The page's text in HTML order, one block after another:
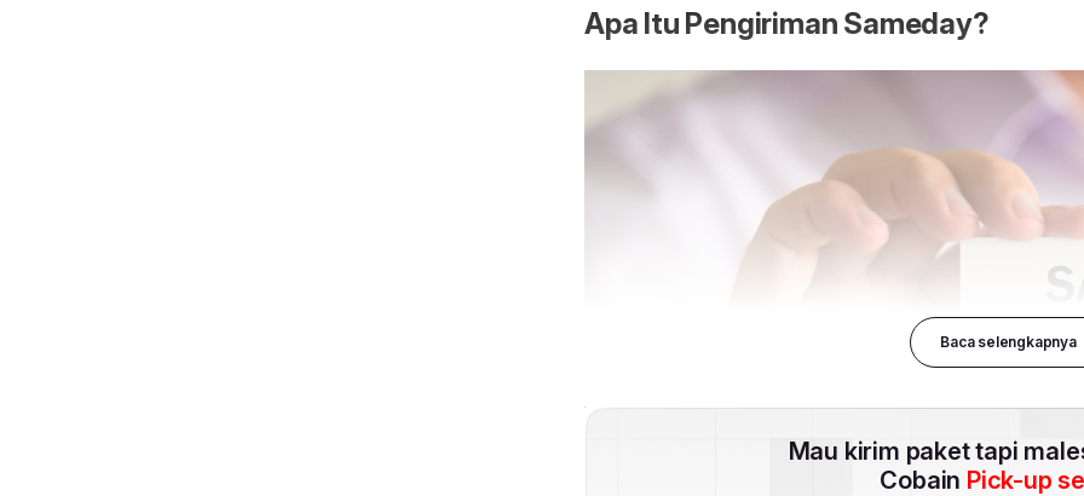
Baca selengkapnya
Mau kirim paket tapi
Cobain Pick-up